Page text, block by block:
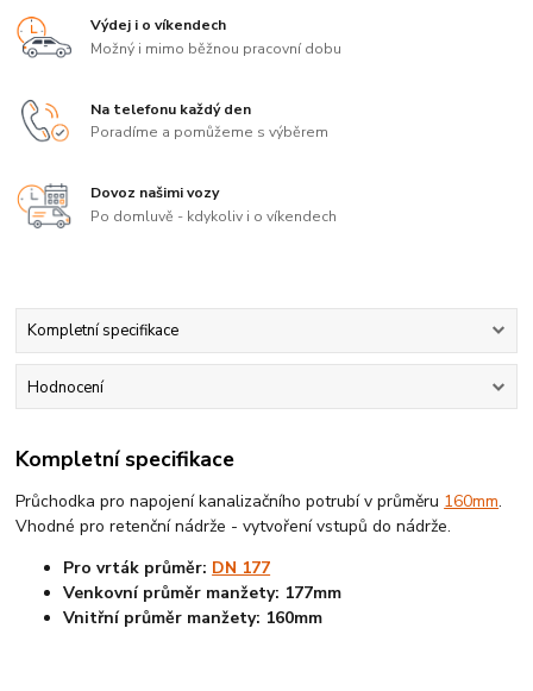
Výdej i o víkendech
Možný i mimo běžnou pracovní dobu
Na telefonu každý den
Poradíme a pomůžeme s výběrem
Dovoz našimi vozy
Po domluvě - kdykoliv i o víkendech
Kompletní specifikace
Hodnocení
Kompletní specifikace
Průchodka pro napojení kanalizačního potrubí v průměru 160mm.
Vhodné pro retenční nádrže - vytvoření vstupů do nádrže.
Pro vrták průměr: DN 177
Venkovní průměr manžety: 177mm
Vnitřní průměr manžety: 160mm